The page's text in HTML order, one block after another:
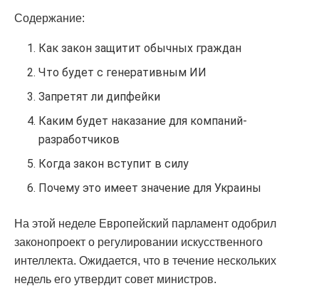
Содержание:
Как закон защитит обычных граждан
Что будет с генеративным ИИ
Запретят ли дипфейки
Каким будет наказание для компаний-
разработчиков
Когда закон вступит в силу
Почему это имеет значение для Украины
На этой неделе Европейский парламент одобрил
законопроект о регулировании искусственного
интеллекта. Ожидается, что в течение нескольких
недель его утвердит совет министров.